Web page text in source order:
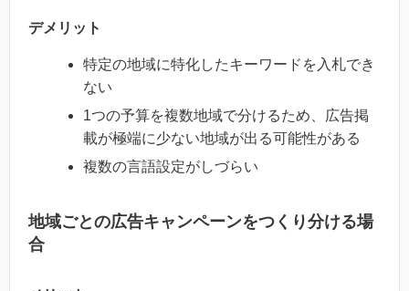
デメリット
特定の地域に特化したキーワードを入札でき
ない
1つの予算を複数地域で分けるため、広告掲
載が極端に少ない地域が出る可能性がある
複数の言語設定がしづらい
地域ごとの広告キャンペーンをつくり分ける場
合